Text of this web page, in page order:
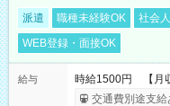
派遣 職種未経験OK 社会
WEB登録・面接OK
給与
時給1500円 【月
交通費別途支給